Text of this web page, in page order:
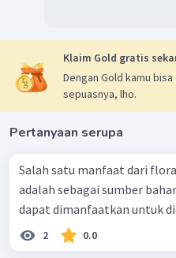
Klaim Gold gratis
Dengan Gold kamu
sepuasnya, lho.
Pertanyaan serupa
Salah satu manfaat dari
adalah sebagai sumber
dapat dimanfaatkan untuk
2 0.0